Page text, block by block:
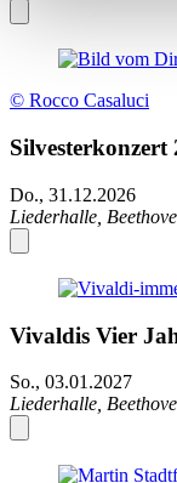
© Rocco Casaluci
Silvesterkonzert
Do., 31.12.2026
Liederhalle,
Vivaldis Vier
So., 03.01.2027
Liederhalle,